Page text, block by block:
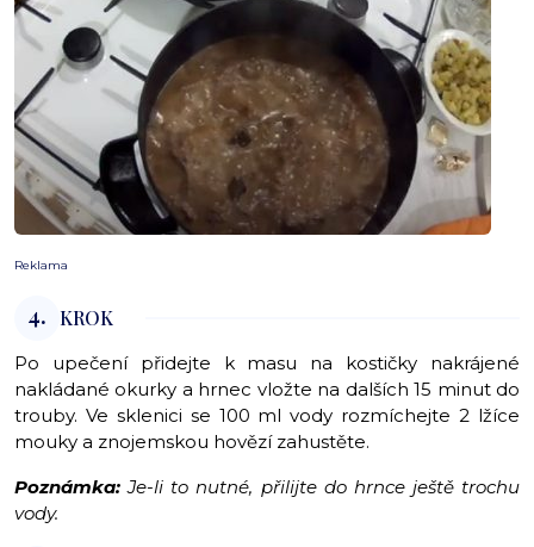
Reklama
4. KROK
Po upečení přidejte k masu na kostičky nakrájené
nakládané okurky a hrnec vložte na dalších 15 minut do
trouby. Ve sklenici se 100 ml vody rozmíchejte 2 lžíce
mouky a znojemskou hovězí zahustěte.
Poznámka:Je-li to nutné, přilijte do hrnce ještě trochu
vody.